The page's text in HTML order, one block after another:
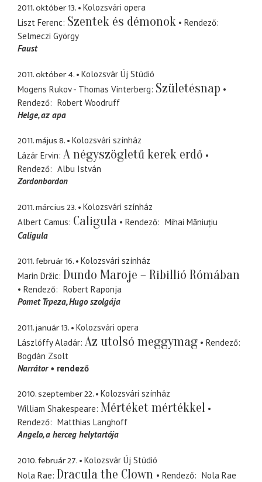
2011. október 13.
Kolozsvári opera
Liszt Ferenc Szentek és démonok
Rendező
Selmeczi György
Faust
2011. október 4.
Kolozsvár Új Stúdió
Mogens Rukov - Thomas Vinterberg Születésnap
Rendező
Robert Woodruff
Helge az apa
2011. május 8.
Kolozsvári színház
Lázár Ervin A négyszögletű kerek erdő
Rendező
Albu István
Zordonbordon
2011. március 23.
Kolozsvári színház
Albert Camus Caligula Rendező
Mihai Măniuțiu
Caligula
2011. február 16.
Kolozsvári színház
Marin Držic Dundo Maroje – Ribillió Rómában
Rendező
Robert Raponja
Pomet Trpeza Hugo szolgája
2011. január 13.
Kolozsvári opera
Lászlóffy Aladár Az utolsó meggymag
Rendező
Bogdán Zsolt
Narrátor
rendező
2010. szeptember 22.
Kolozsvári színház
William Shakespeare Mértéket mértékkel
Rendező
Matthias Langhoff
Angelo a herceg helytartója
2010. február 27.
Kolozsvár Új Stúdió
Nola Rae Dracula the Clown Rendező Nola Rae